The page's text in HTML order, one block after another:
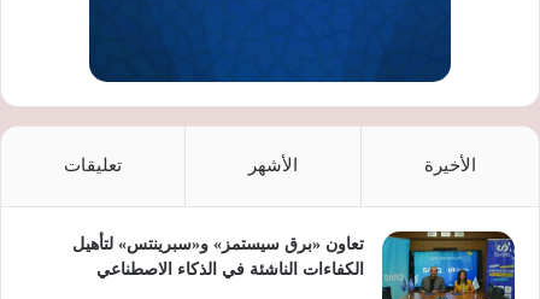
الأخيرة الأشهر تعليقات
تعاون «برق سيستمز» و«سبرينتس» لتأهيل
الكفاءات الناشئة في الذكاء الاصطناعي